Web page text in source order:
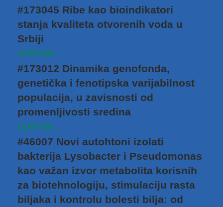
#173045 Ribe kao bioindikatori
stanja kvaliteta otvorenih voda u
Srbiji
Opširnije...
#173012 Dinamika genofonda,
genetička i fenotipska varijabilnost
populacija, u zavisnosti od
promenljivosti sredina
Opširnije...
#46007 Novi autohtoni izolati
bakterija Lysobacter i Pseudomonas
kao važan izvor metabolita korisnih
za biotehnologiju, stimulaciju rasta
biljaka i kontrolu bolesti bilja: od